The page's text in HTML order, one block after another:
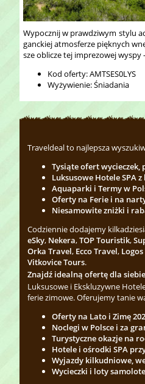
Wypocznij w prawdziwym stylu
ganckiej atmosferze pięknych
sze oblicze tej imprezowej wyspy
Kod oferty: AMTSES0LYS
Wyżywienie: Śniadania
Traveldeal to najlepsza
Tysiąte ofert wycieczek,
Luksusowe Hotele SPA
Aquaparki i Termy w
Oferty na Ferie i na
Niesamowite zniżki i
Codziennie dodajemy
eSky, Nekera,TOP Touristik,
Orka Travel, Ecco Travel,
Vitkovice Tours.
Znajdź idealną ofertę dla
Luksusowe i Ekskluzywne
ferie zimowe. Oferujemy tanie
Oferty na Lato i Zimę
Noclegi w Polsce i za
Turystyczne okazje na
Hotele i ośrodki SPA
Wyjazdy kilkudniowe,
Wycieczki i loty